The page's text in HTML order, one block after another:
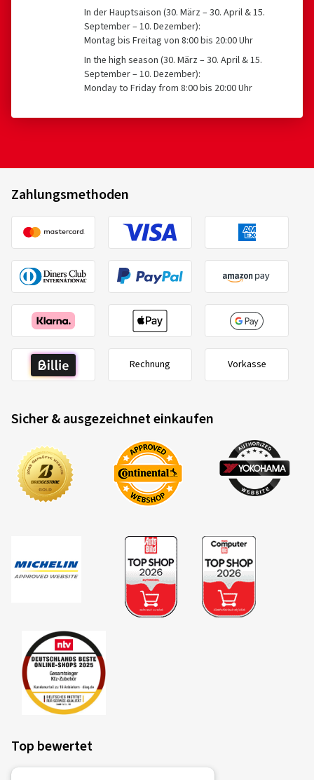
In der Hauptsaison (30. März – 30. April & 15.
September – 10. Dezember):
Montag bis Freitag von 8:00 bis 20:00 Uhr
In the high season (30. März – 30. April & 15.
September – 10. Dezember):
Monday to Friday from 8:00 bis 20:00 Uhr
Zahlungsmethoden
Rechnung Vorkasse
Sicher & ausgezeichnet einkaufen
Top bewertet